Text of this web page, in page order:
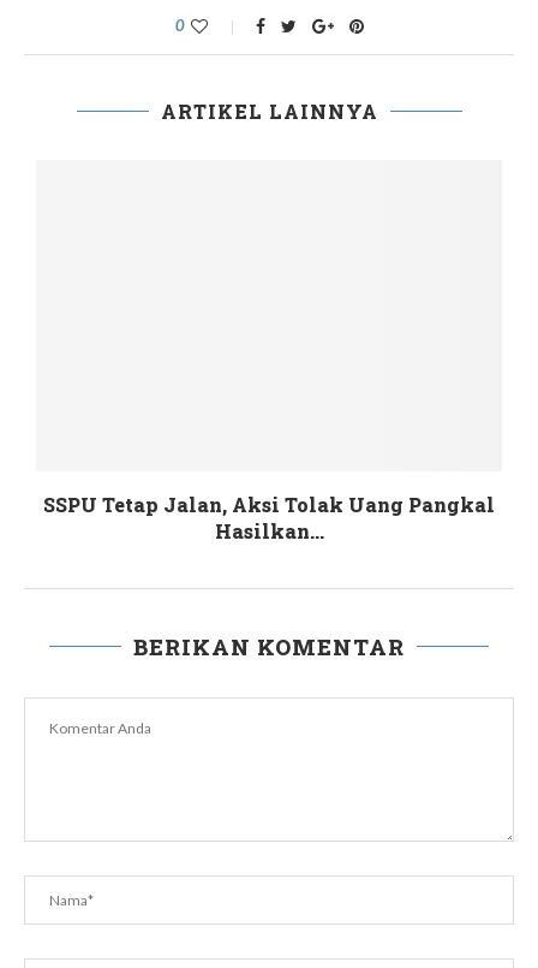
0
ARTIKEL LAINNYA
SSPU Tetap Jalan, Aksi Tolak Uang Pangkal
Hasilkan...
BERIKAN KOMENTAR